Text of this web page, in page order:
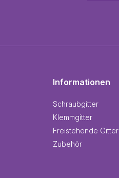
Informationen
Schraubgitter
Klemmgitter
Freistehende Gitter
Zubehör